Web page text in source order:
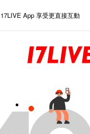
App 享受更直接互動